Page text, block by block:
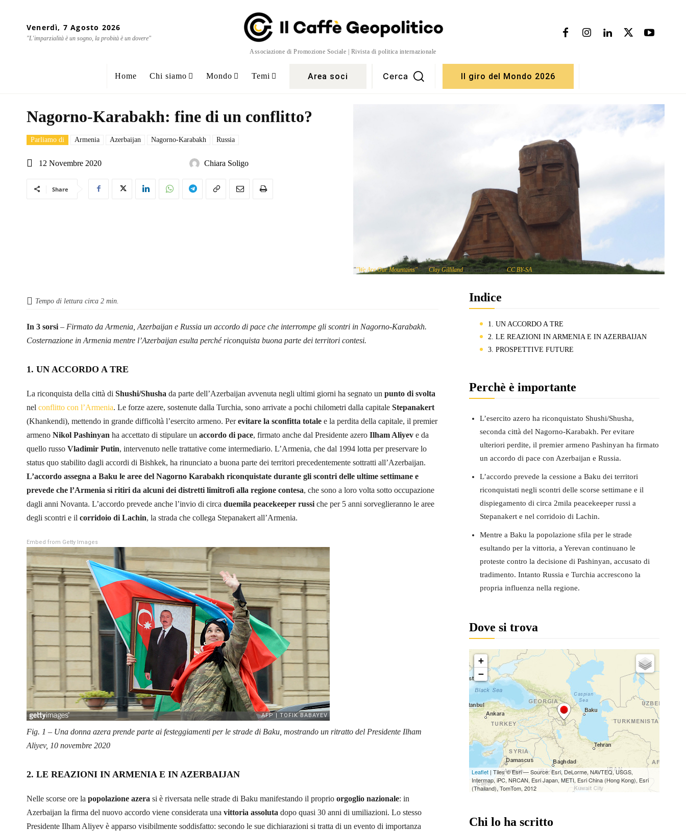
Venerdì, 7 Agosto 2026
"L'imparzialità è un sogno, la probità è un dovere"
Associazione di Promozione Sociale | Rivista di politica internazionale
Home Chi siamo Mondo Temi Area soci Cerca Il giro del Mondo 2026
Nagorno-Karabakh: fine di un conflitto?
Parliamo di Armenia Azerbaijan Nagorno-Karabakh Russia
12 Novembre 2020 Chiara Soligo
Share
""We Are Our Mountains"" byClay Gillilandis licensed underCC BY-SA
Tempo di lettura circa 2 min.
In 3 sorsi – Firmato da Armenia, Azerbaijan e Russia un accordo di pace che interrompe gli scontri in Nagorno-Karabakh.
Costernazione in Armenia mentre l’Azerbaijan esulta perché riconquista buona parte dei territori contesi.
1. UN ACCORDO A TRE
La riconquista della città di Shushi/Shusha da parte dell’Azerbaijan avvenuta negli ultimi giorni ha segnato un punto di svolta
nel conflitto con l’Armenia. Le forze azere, sostenute dalla Turchia, sono arrivate a pochi chilometri dalla capitale Stepanakert
(Khankendi), mettendo in grande difficoltà l’esercito armeno. Perevitare la sconfitta totale e la perdita della capitale, il premier
armeno Nikol Pashinyan ha accettato di stipulare un accordo di pace, firmato anche dal Presidente azero Ilham Aliyev e da
quello russo Vladimir Putin, intervenuto nelle trattative come intermediario. L’Armenia, che dal 1994 lotta per preservare lo
status quo stabilito dagli accordi di Bishkek, ha rinunciato a buona parte dei territori precedentemente sottratti all’Azerbaijan.
L’accordo assegna a Baku le aree del Nagorno Karabakh riconquistate durante gli scontri delle ultime settimane e
prevede che l’Armenia si ritiri da alcuni dei distretti limitrofi alla regione contesa, che sono a loro volta sotto occupazione
dagli anni Novanta. L’accordo prevede anche l’invio di circa duemila peacekeeper russi che per 5 anni sorveglieranno le aree
degli scontri e il corridoio di Lachin, la strada che collega Stepanakert all’Armenia.
Embed from Getty Images
Fig. 1 – Una donna azera prende parte ai festeggiamenti per le strade di Baku, mostrando un ritratto del Presidente Ilham
Aliyev, 10 novembre 2020
2. LE REAZIONI IN ARMENIA E IN AZERBAIJAN
Nelle scorse ore la popolazione azera si è riversata nelle strade di Baku manifestando il proprio orgoglio nazionale: in
Azerbaijan la firma del nuovo accordo viene considerata una vittoria assoluta dopo quasi 30 anni di umiliazioni. Lo stesso
Presidente Ilham Aliyev è apparso visibilmente soddisfatto: secondo le sue dichiarazioni si tratta di un evento di importanza
Indice
1. UN ACCORDO A TRE
2. LE REAZIONI IN ARMENIA E IN AZERBAIJAN
3. PROSPETTIVE FUTURE
Perchè è importante
L’esercito azero ha riconquistato Shushi/Shusha,
seconda città del Nagorno-Karabakh. Per evitare
ulteriori perdite, il premier armeno Pashinyan ha firmato
un accordo di pace con Azerbaijan e Russia.
L’accordo prevede la cessione a Baku dei territori
riconquistati negli scontri delle scorse settimane e il
dispiegamento di circa 2mila peacekeeper russi a
Stepanakert e nel corridoio di Lachin.
Mentre a Baku la popolazione sfila per le strade
esultando per la vittoria, a Yerevan continuano le
proteste contro la decisione di Pashinyan, accusato di
tradimento. Intanto Russia e Turchia accrescono la
propria influenza nella regione.
Dove si trova
Chi lo ha scritto